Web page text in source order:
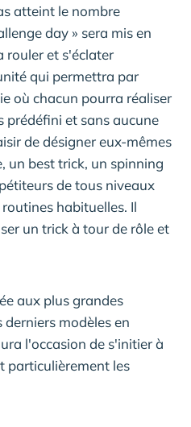
atteint le nombre
day » sera mis en
rouler et s'éclater
qui permettra par
où chacun pourra réaliser
prédéfini et sans aucune
de désigner eux-mêmes
un best trick, un spinning
de tous niveaux
habituelles. Il
un trick à tour de rôle et
aux plus grandes
modèles en
l'occasion de s'initier à
particulièrement les